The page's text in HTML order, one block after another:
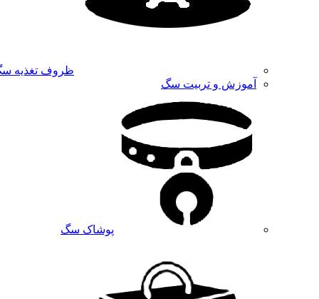
ظروف تغذیه
آموزش و تربیت سگ
پوشاک سگ